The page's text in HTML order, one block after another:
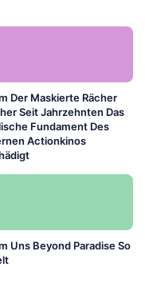
Der Maskierte Rächer
Seit Jahrzehnten Das
Fundament Des
Actionkinos
Uns Beyond Paradise So